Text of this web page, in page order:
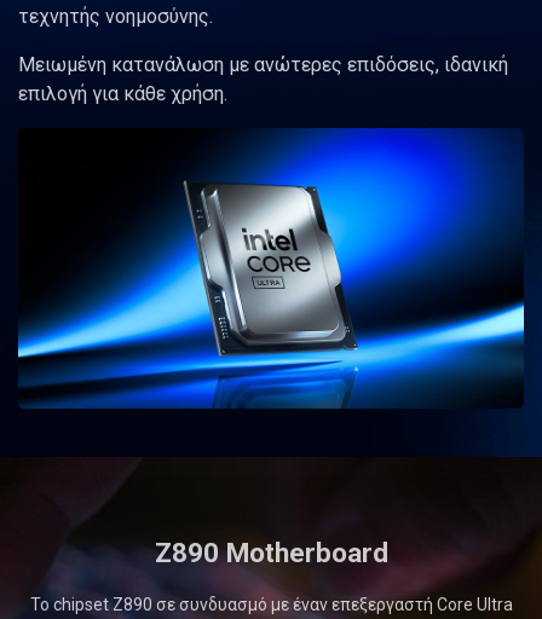
τεχνητής νοημοσύνης.
Μειωμένη κατανάλωση με ανώτερες επιδόσεις, ιδανική
επιλογή για κάθε χρήση.
Z890 Motherboard
Το chipset Z890 σε συνδυασμό με έναν επεξεργαστή Core Ultra